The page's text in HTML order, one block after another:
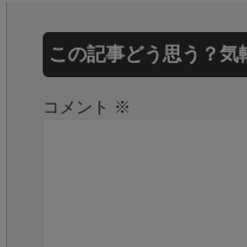
この記事どう思う？気
コメント ※